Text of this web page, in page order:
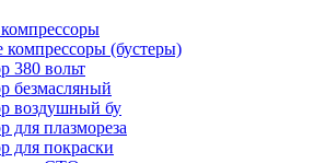
(бустеры)
380 вольт
безмасляный
воздушный бу
для плазмореза
для покраски